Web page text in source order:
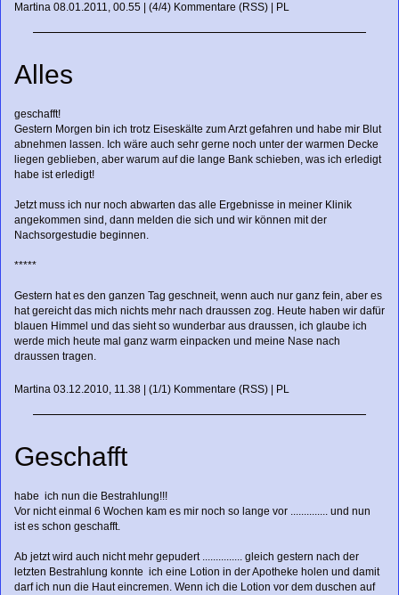
Martina 08.01.2011, 00.55 (4/4) Kommentare (RSS) | PL
Alles
geschafft!
Gestern Morgen bin ich trotz Eiseskälte zum Arzt gefahren und habe mir Blut
abnehmen lassen. Ich wäre auch sehr gerne noch unter der warmen Decke
liegen geblieben, aber warum auf die lange Bank schieben, was ich erledigt
habe ist erledigt!
Jetzt muss ich nur noch abwarten das alle Ergebnisse in meiner Klinik
angekommen sind, dann melden die sich und wir können mit der
Nachsorgestudie beginnen.
*****
Gestern hat es den ganzen Tag geschneit, wenn auch nur ganz fein, aber es
hat gereicht das mich nichts mehr nach draussen zog. Heute haben wir dafür
blauen Himmel und das sieht so wunderbar aus draussen, ich glaube ich
werde mich heute mal ganz warm einpacken und meine Nase nach
draussen tragen.
Martina 03.12.2010, 11.38 (1/1) Kommentare (RSS) | PL
Geschafft
habe ich nun die Bestrahlung!!!
Vor nicht einmal 6 Wochen kam es mir noch so lange vor .............. und nun
ist es schon geschafft.
Ab jetzt wird auch nicht mehr gepudert ............... gleich gestern nach der
letzten Bestrahlung konnte ich eine Lotion in der Apotheke holen und damit
darf ich nun die Haut eincremen. Wenn ich die Lotion vor dem duschen auf